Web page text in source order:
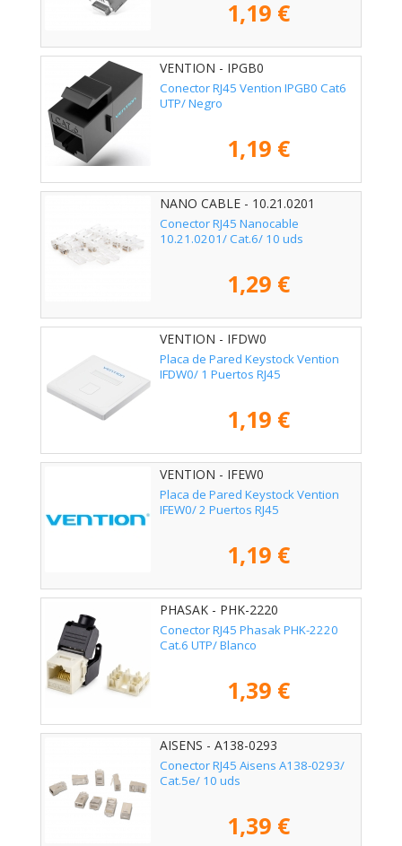
1,19 €
VENTION - IPGB0
Conector RJ45 Vention IPGB0 Cat6
UTP/ Negro
1,19 €
NANO CABLE - 10.21.0201
Conector RJ45 Nanocable
10.21.0201/ Cat.6/ 10 uds
1,29 €
VENTION - IFDW0
Placa de Pared Keystock Vention
IFDW0/ 1 Puertos RJ45
1,19 €
VENTION - IFEW0
Placa de Pared Keystock Vention
IFEW0/ 2 Puertos RJ45
1,19 €
PHASAK - PHK-2220
Conector RJ45 Phasak PHK-2220
Cat.6 UTP/ Blanco
1,39 €
AISENS - A138-0293
Conector RJ45 Aisens A138-0293/
Cat.5e/ 10 uds
1,39 €